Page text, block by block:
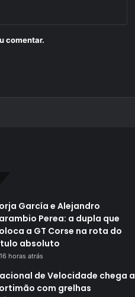
comentar.
García e Alejandro
Perea: a dupla que
a GT Corse na rota do
absoluto
16 horas atrás
de Velocidade chega a
com grelhas